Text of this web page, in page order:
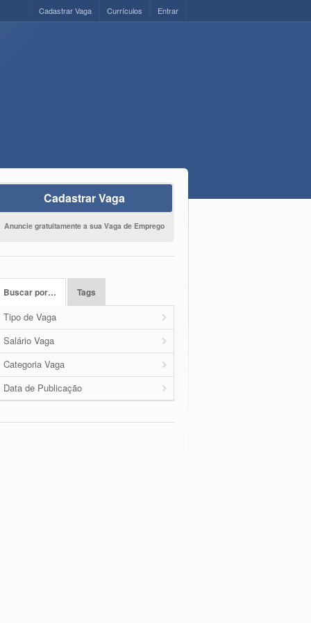
Entrar
Currículos
Cadastrar Vaga
Cadastrar Vaga
Anuncie gratuitamente a sua Vaga de Emprego
Buscar por… Tags
Tipo de Vaga
Salário Vaga
Categoria Vaga
Data de Publicação